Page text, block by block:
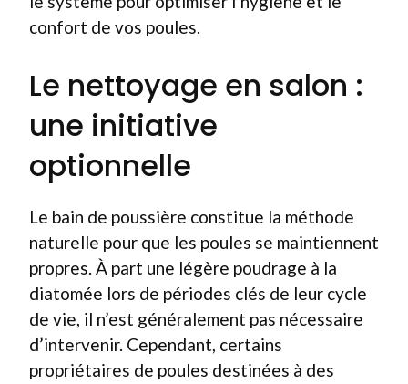
confort de vos poules.
Le nettoyage en salon :
une initiative
optionnelle
Le bain de poussière constitue la méthode
naturelle pour que les poules se maintiennent
propres. À part une légère poudrage à la
diatomée lors de périodes clés de leur cycle
de vie, il n’est généralement pas nécessaire
d’intervenir. Cependant, certains
propriétaires de poules destinées à des